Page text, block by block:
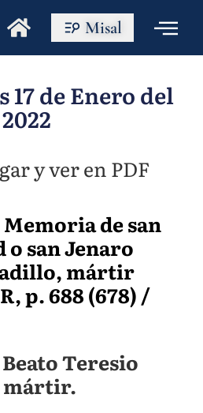
Misal
17 de Enero del
2022
y ver en PDF
de san
san Jenaro
mártir
p. 688 (678) /
Beato Teresio
mártir.